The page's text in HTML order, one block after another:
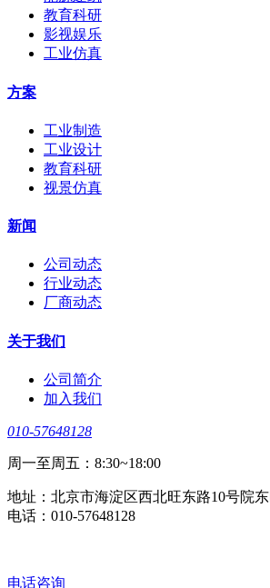
教育科研
影视娱乐
工业仿真
方案
工业制造
工业设计
教育科研
视景仿真
新闻
公司动态
行业动态
厂商动态
关于我们
公司简介
加入我们
010-57648128
周一至周五：8:30~18:00
地址：北京市海淀区西北旺东路10号院
电话：010-57648128
电话咨询